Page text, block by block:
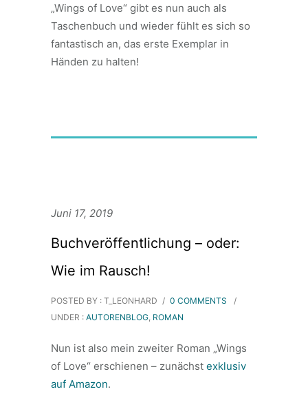
„Wings of Love“ gibt es nun auch als
Taschenbuch und wieder fühlt es sich so
fantastisch an, das erste Exemplar in
Händen zu halten!
Juni 17, 2019
Buchveröffentlichung – oder:
Wie im Rausch!
POSTED BY : T_LEONHARD / 0 COMMENTS
/
UNDER : AUTORENBLOG, ROMAN
Nun ist also mein zweiter Roman „Wings
of Love“ erschienen – zunächst exklusiv
auf Amazon.